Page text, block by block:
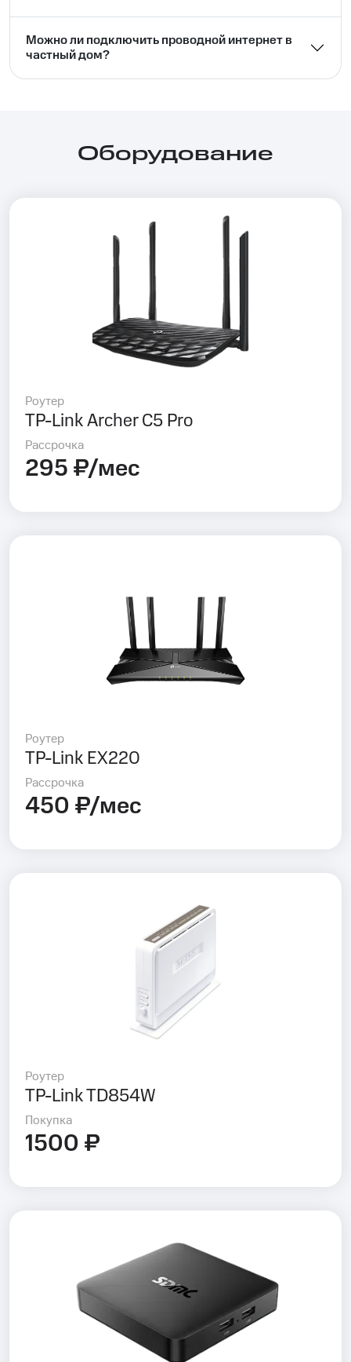
Можно ли подключить проводной интернет в
частный дом?⁣⁣
Оборудование
Роутер
TP-Link Archer C5 Pro
Рассрочка
295 ₽/мес
Роутер
TP-Link EX220
Рассрочка
450 ₽/мес
Роутер
TP-Link TD854W
Покупка
1500 ₽